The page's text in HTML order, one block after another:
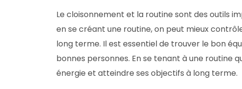
Le cloisonnement et la routine sont des outils
en se créant une routine, on peut mieux
long terme. Il est essentiel de trouver le bon
bonnes personnes. En se tenant à une routine
énergie et atteindre ses objectifs à long terme.